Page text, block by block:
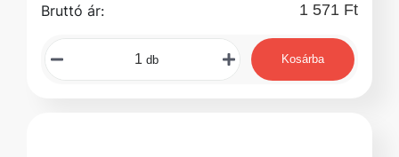
Bruttó ár: 1 571 Ft
db Kosárba